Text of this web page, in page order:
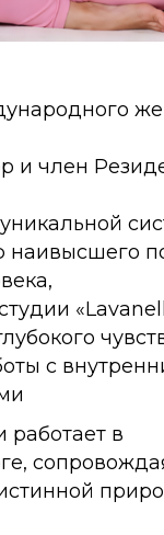
и член
наивысшего
с
работает в